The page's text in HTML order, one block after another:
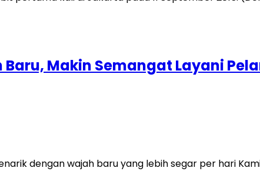
Makin Semangat Layani
dengan wajah baru yang lebih segar per hari